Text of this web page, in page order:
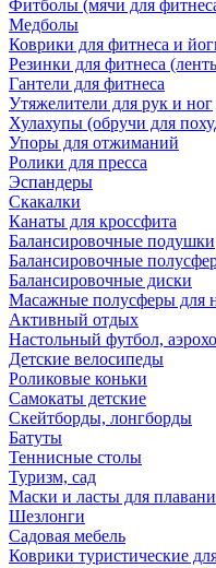
Фитболы (мячи для
Медболы
Коврики для фитнеса и
Резинки для фитнеса
Гантели для фитнеса
Утяжелители для рук и ног
Хулахупы (обручи для
Упоры для отжиманий
Ролики для пресса
Эспандеры
Скакалки
Канаты для кроссфита
Балансировочные подушки
Балансировочные
Балансировочные диски
Масажные полусферы для
Активный отдых
Настольный футбол,
Детские велосипеды
Роликовые коньки
Самокаты детские
Скейтборды, лонгборды
Батуты
Теннисные столы
Туризм, сад
Маски и ласты для
Шезлонги
Садовая мебель
Коврики туристические